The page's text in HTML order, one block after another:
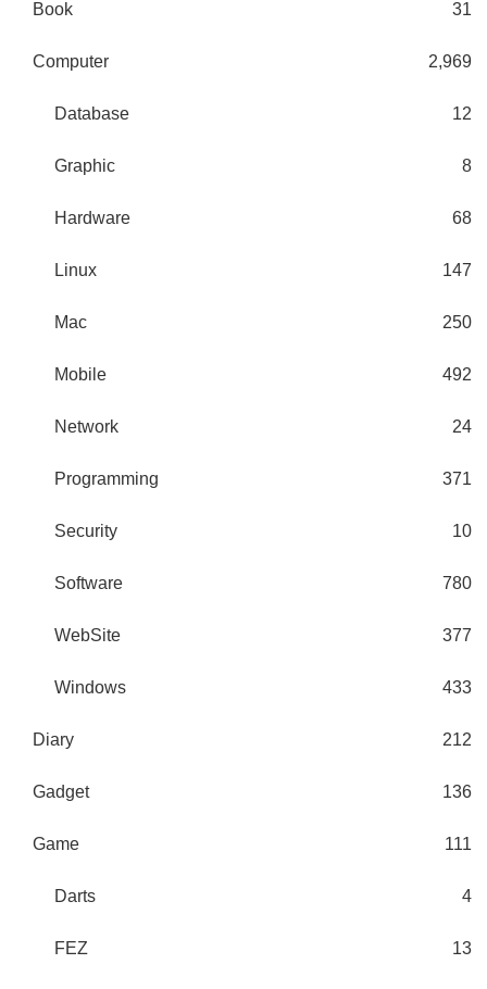
Book 31
Computer 2,969
Database 12
Graphic 8
Hardware 68
Linux 147
Mac 250
Mobile 492
Network 24
Programming 371
Security 10
Software 780
WebSite 377
Windows 433
Diary 212
Gadget 136
Game 111
Darts 4
FEZ 13